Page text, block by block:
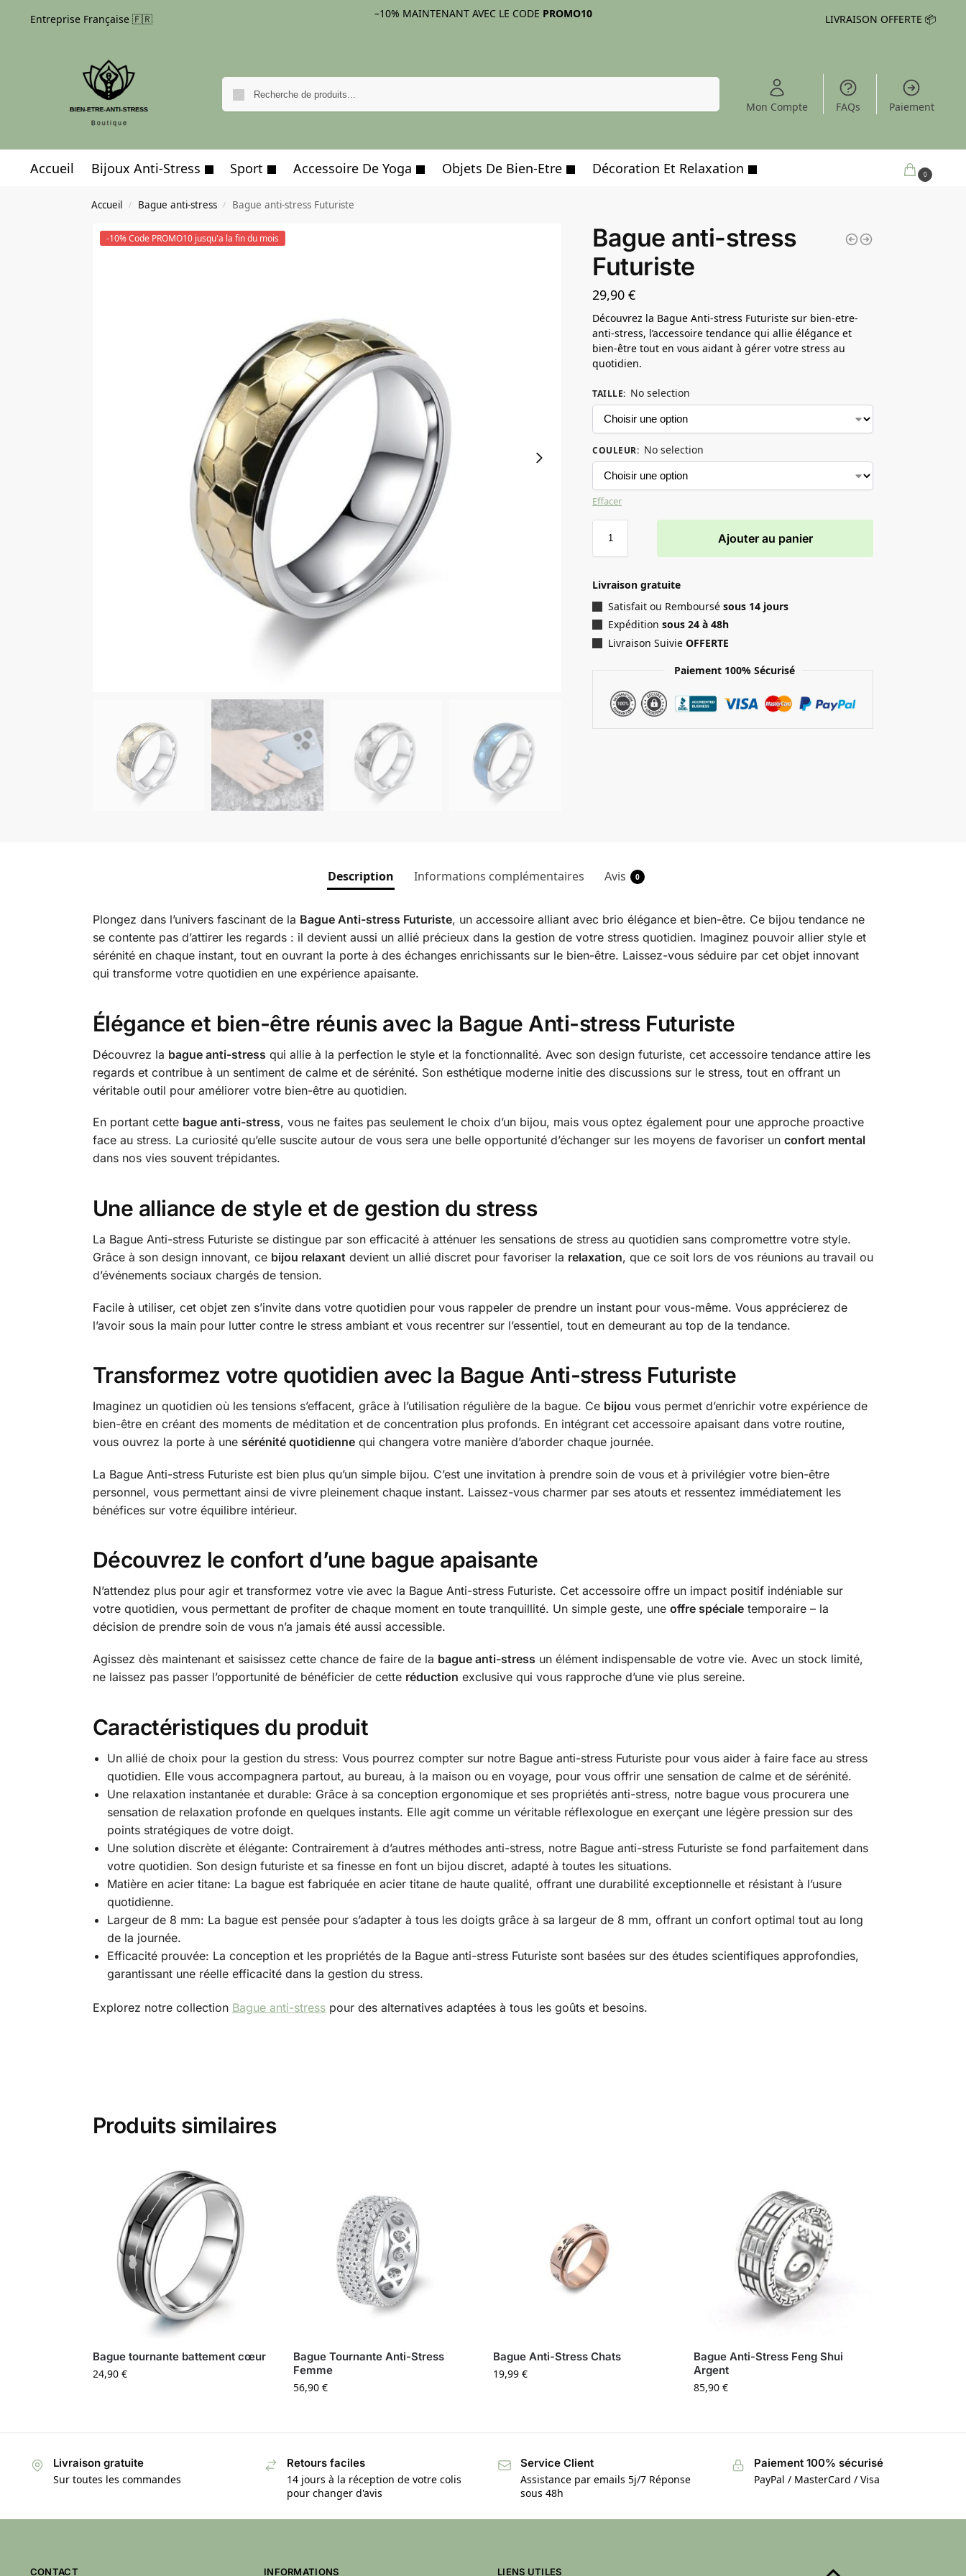
Entreprise Française 🇫🇷 –10% MAINTENANT AVEC LE CODE PROMO10 LIVRAISON OFFERTE 📦
Mon Compte FAQs Paiement
Accueil Bijoux Anti-Stress Sport Accessoire De Yoga Objets De Bien-Etre Décoration Et Relaxation 0
Accueil / Bague anti-stress / Bague anti-stress Futuriste
-10% Code PROMO10 jusqu'a la fin du mois
Bague anti-stress
Futuriste
29,90€
Découvrez la Bague Anti-stress Futuriste sur bien-etre-
anti-stress, l’accessoire tendance qui allie élégance et
bien-être tout en vous aidant à gérer votre stress au
quotidien.
TAILLE: No selection
COULEUR: No selection
Effacer
Ajouter au panier
Livraison gratuite
Satisfait ou Remboursésous 14 jours
Expédition sous 24 à 48h
Livraison SuivieOFFERTE
Paiement 100% Sécurisé
Description Informations complémentaires Avis 0
Plongez dans l’univers fascinant de la Bague Anti-stress Futuriste, un accessoire alliant avec brio élégance et bien-être. Ce bijou tendance ne
se contente pas d’attirer les regards : il devient aussi un allié précieux dans la gestion de votre stress quotidien. Imaginez pouvoir allier style et
sérénité en chaque instant, tout en ouvrant la porte à des échanges enrichissants sur le bien-être. Laissez-vous séduire par cet objet innovant
qui transforme votre quotidien en une expérience apaisante.
Élégance et bien-être réunis avec la Bague Anti-stress Futuriste
Découvrez la bague anti-stress qui allie à la perfection le style et la fonctionnalité. Avec son design futuriste, cet accessoire tendance attire les
regards et contribue à un sentiment de calme et de sérénité. Son esthétique moderne initie des discussions sur le stress, tout en offrant un
véritable outil pour améliorer votre bien-être au quotidien.
En portant cette bague anti-stress, vous ne faites pas seulement le choix d’un bijou, mais vous optez également pour une approche proactive
face au stress. La curiosité qu’elle suscite autour de vous sera une belle opportunité d’échanger sur les moyens de favoriser un confort mental
dans nos vies souvent trépidantes.
Une alliance de style et de gestion du stress
La Bague Anti-stress Futuriste se distingue par son efficacité à atténuer les sensations de stress au quotidien sans compromettre votre style.
Grâce à son design innovant, ce bijou relaxantdevient un allié discret pour favoriser la relaxation, que ce soit lors de vos réunions au travail ou
d’événements sociaux chargés de tension.
Facile à utiliser, cet objet zen s’invite dans votre quotidien pour vous rappeler de prendre un instant pour vous-même. Vous apprécierez de
l’avoir sous la main pour lutter contre le stress ambiant et vous recentrer sur l’essentiel, tout en demeurant au top de la tendance.
Transformez votre quotidien avec la Bague Anti-stress Futuriste
Imaginez un quotidien où les tensions s’effacent, grâce à l’utilisation régulière de la bague. Ce bijou vous permet d’enrichir votre expérience de
bien-être en créant des moments de méditation et de concentration plus profonds. En intégrant cet accessoire apaisant dans votre routine,
vous ouvrez la porte à une sérénité quotidiennequi changera votre manière d’aborder chaque journée.
La Bague Anti-stress Futuriste est bien plus qu’un simple bijou. C’est une invitation à prendre soin de vous et à privilégier votre bien-être
personnel, vous permettant ainsi de vivre pleinement chaque instant. Laissez-vous charmer par ses atouts et ressentez immédiatement les
bénéfices sur votre équilibre intérieur.
Découvrez le confort d’une bague apaisante
N’attendez plus pour agir et transformez votre vie avec la Bague Anti-stress Futuriste. Cet accessoire offre un impact positif indéniable sur
votre quotidien, vous permettant de profiter de chaque moment en toute tranquillité. Un simple geste, une offre spécialetemporaire – la
décision de prendre soin de vous n’a jamais été aussi accessible.
Agissez dès maintenant et saisissez cette chance de faire de la bague anti-stress un élément indispensable de votre vie. Avec un stock limité,
ne laissez pas passer l’opportunité de bénéficier de cette réduction exclusive qui vous rapproche d’une vie plus sereine.
Caractéristiques du produit
Un allié de choix pour la gestion du stress: Vous pourrez compter sur notre Bague anti-stress Futuriste pour vous aider à faire face au stress
quotidien. Elle vous accompagnera partout, au bureau, à la maison ou en voyage, pour vous offrir une sensation de calme et de sérénité.
Une relaxation instantanée et durable: Grâce à sa conception ergonomique et ses propriétés anti-stress, notre bague vous procurera une
sensation de relaxation profonde en quelques instants. Elle agit comme un véritable réflexologue en exerçant une légère pression sur des
points stratégiques de votre doigt.
Une solution discrète et élégante: Contrairement à d’autres méthodes anti-stress, notre Bague anti-stress Futuriste se fond parfaitement dans
votre quotidien. Son design futuriste et sa finesse en font un bijou discret, adapté à toutes les situations.
Matière en acier titane: La bague est fabriquée en acier titane de haute qualité, offrant une durabilité exceptionnelle et résistant à l’usure
quotidienne.
Largeur de 8 mm: La bague est pensée pour s’adapter à tous les doigts grâce à sa largeur de 8 mm, offrant un confort optimal tout au long
de la journée.
Efficacité prouvée: La conception et les propriétés de la Bague anti-stress Futuriste sont basées sur des études scientifiques approfondies,
garantissant une réelle efficacité dans la gestion du stress.
Explorez notre collection Bague anti-stresspour des alternatives adaptées à tous les goûts et besoins.
Produits similaires
Bague tournante battement cœur
24,90 €
Bague Tournante Anti-Stress
Femme
56,90 €
Bague Anti-Stress Chats
19,99€
Bague Anti-Stress Feng Shui
Argent
85,90€
Livraison gratuite
Sur toutes les commandes
Retours faciles
14 jours à la réception de votre colis
pour changer d'avis
Service Client
Assistance par emails 5j/7 Réponse
sous 48h
Paiement 100% sécurisé
PayPal / MasterCard / Visa
CONTACT INFORMATIONS LIENS UTILES